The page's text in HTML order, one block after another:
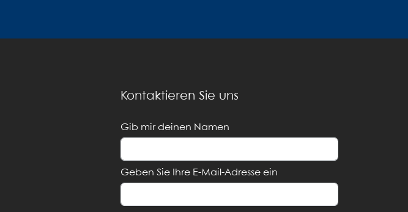
Kontaktieren Sie uns
Gib mir deinen Namen
Geben Sie Ihre E-Mail-Adresse ein